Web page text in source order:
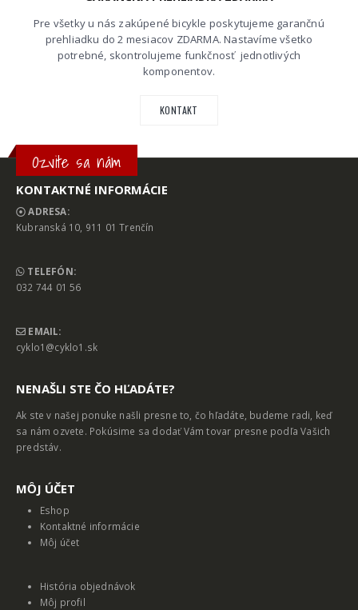
Pre všetky u nás zakúpené bicykle poskytujeme garančnú
prehliadku do 2 mesiacov ZDARMA. Nastavíme všetko
potrebné, skontrolujeme funkčnosť jednotlivých
komponentov.
KONTAKT
Ozvite sa nám
KONTAKTNÉ INFORMÁCIE
ADRESA:
Kubranská 10, 911 01 Trenčín
TELEFÓN:
032 744 01 56
EMAIL:
cyklo1@cyklo1.sk
NENAŠLI STE ČO HĽADÁTE?
Ak ste v našej ponuke našli presne to, čo hľadáte, budeme radi, keď
sa nám ozvete. Pokúsime sa dodať Vám tovar presne podľa Vašich
predstáv.
MȎJ ÚČET
Eshop
Kontaktné informácie
Môj účet
História objednávok
Môj profil